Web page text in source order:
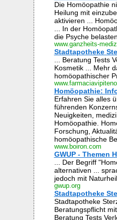
Die Homöopathie
Heilung mit
aktivieren ...
... In der
die Psyche
www.ganzheits-
Stadtapotheke
... Beratung Tests
Kosmetik ... Mehr
homöopathischer
Homöopathie:
Erfahren Sie alles
führenden
Neuigkeiten,
Homöopathie.
Forschung,
homöopathische
www.boiron.com
GWUP - Themen
... Der Begriff
alternativen ...
jedoch mit
gwup.org
Stadtapotheke
Stadtapotheke
Beratungspflicht
Beratung Tests